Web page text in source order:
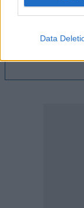
Data
Η νέα εποχή